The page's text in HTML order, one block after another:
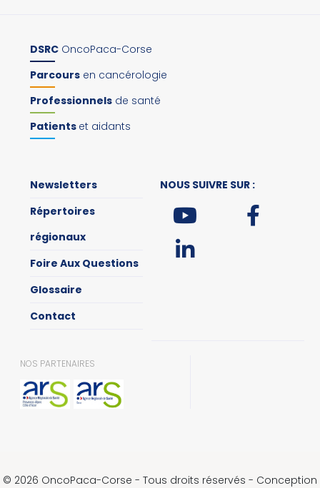
DSRC OncoPaca-Corse
Parcours en cancérologie
Professionnels de santé
Patients et aidants
Newsletters
Répertoires
régionaux
Foire Aux Questions
Glossaire
Contact
NOUS SUIVRE SUR :
NOS PARTENAIRES
© 2026 OncoPaca-Corse - Tous droits réservés - Conception